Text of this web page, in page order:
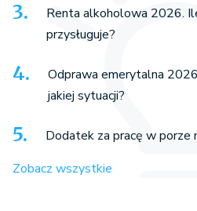
Renta alkoholowa 2026.
przysługuje?
Odprawa emerytalna
jakiej sytuacji?
Dodatek za pracę w porze
Zobacz wszystkie